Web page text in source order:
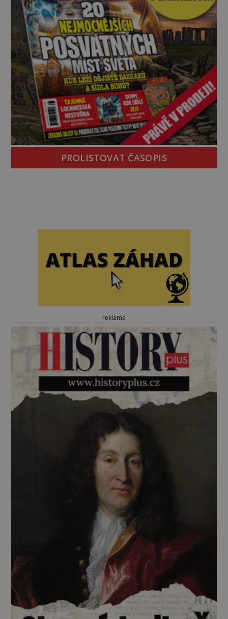
PROLISTOVAT ČASOPIS
reklama